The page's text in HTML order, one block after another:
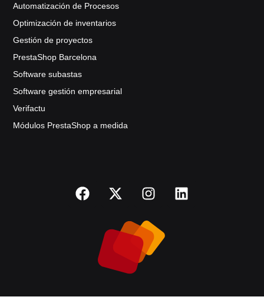
Automatización de Procesos
Optimización de inventarios
Gestión de proyectos
PrestaShop Barcelona
Software subastas
Software gestión empresarial
Verifactu
Módulos PrestaShop a medida